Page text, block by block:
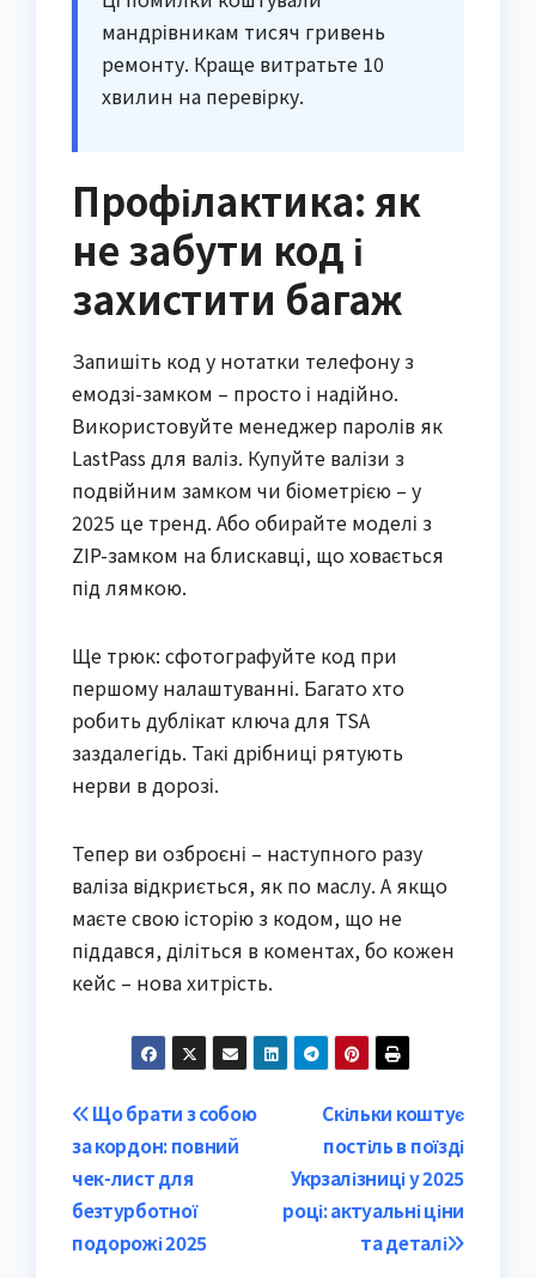
мандрівникам тисяч гривень
ремонту. Краще витратьте 10
хвилин на перевірку.
Профілактика: як
не забути код і
захистити багаж
Запишіть код у нотатки телефону з
емодзі-замком – просто і надійно.
Використовуйте менеджер паролів як
LastPass для валіз. Купуйте валізи з
подвійним замком чи біометрією – у
2025 це тренд. Або обирайте моделі з
ZIP-замком на блискавці, що ховається
під лямкою.
Ще трюк: сфотографуйте код при
першому налаштуванні. Багато хто
робить дублікат ключа для TSA
заздалегідь. Такі дрібниці рятують
нерви в дорозі.
Тепер ви озброєні – наступного разу
валізa відкриється, як по маслу. А якщо
маєте свою історію з кодом, що не
піддався, діліться в коментах, бо кожен
кейс – нова хитрість.
Post
navigation
Скільки коштує
постіль в поїзді
Укрзалізниці у 2025
році: актуальні ціни
та деталі
Що брати з собою
за кордон: повний
чек-лист для
безтурботної
подорожі 2025